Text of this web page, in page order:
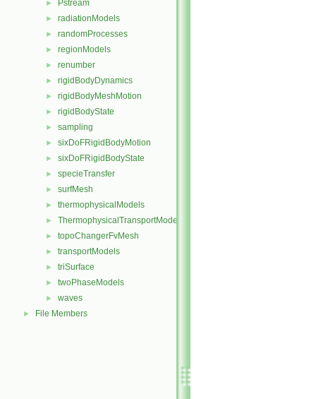
► Pstream
► radiationModels
► randomProcesses
► regionModels
► renumber
► rigidBodyDynamics
► rigidBodyMeshMotion
► rigidBodyState
► sampling
► sixDoFRigidBodyMotion
► sixDoFRigidBodyState
► specieTransfer
► surfMesh
► thermophysicalModels
► ThermophysicalTransportModels
► topoChangerFvMesh
► transportModels
► triSurface
► twoPhaseModels
► waves
► File Members